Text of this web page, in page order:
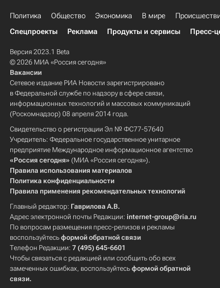
Политика Общество Экономика В мире
Спецпроекты
Реклама Продукты и сервисы Пресс-
Версия 2023.1 Beta
© 2026 МИА «Россия сегодня»
Вакансии
Сетевое издание РИА Новости зарегистрировано
в Федеральной службе по надзору в сфере связи,
информационных технологий и массовых коммуникаций
(Роскомнадзор) 08 апреля 2014 года.
Свидетельство о регистрации Эл № ФС77-57640
Учредитель: Федеральное государственное унитарное
предприятие Международное информационное агентство
«Россия сегодня» (МИА «Россия сегодня»).
Правила использования материалов
Политика конфиденциальности
Правила применения рекомендательных технологий
Главный редактор: Гаврилова А.В.
Адрес электронной почты Редакции: internet-group@ria.ru
По вопросам размещения пресс-релизов и рекламы
воспользуйтесьформой обратной связи
Телефон Редакции: 7 (495) 645-6601
Чтобы связаться с редакцией или сообщить обо всех
замеченных ошибках, воспользуйтесьформой обратной
связи.